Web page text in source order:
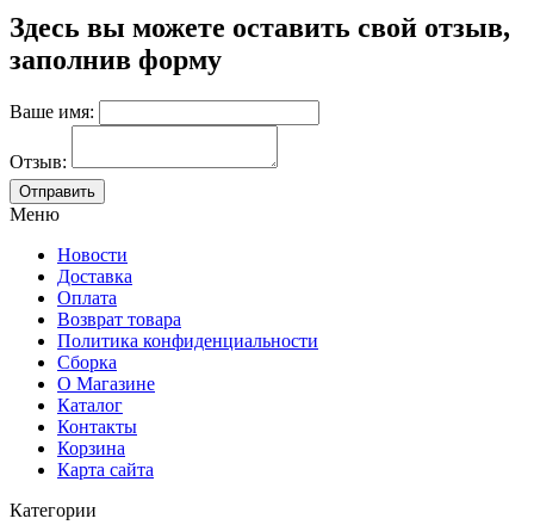
Здесь вы можете оставить свой отзыв,
заполнив форму
Ваше имя:
Отзыв:
Меню
Новости
Доставка
Оплата
Возврат товара
Политика конфиденциальности
Сборка
О Магазине
Каталог
Контакты
Корзина
Карта сайта
Категории